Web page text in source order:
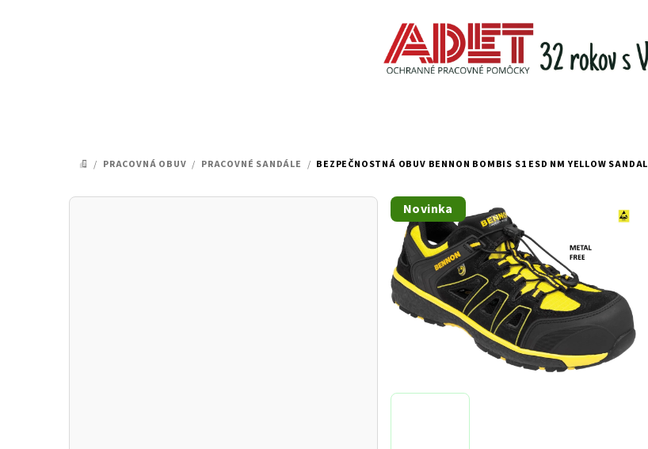
DOMOV
/ PRACOVNÁ OBUV / PRACOVNÉ SANDÁLE / BEZPEČNOSTNÁ OBUV BENNON BOMBIS S1 ESD NM YELLOW SANDAL
B
Novinka